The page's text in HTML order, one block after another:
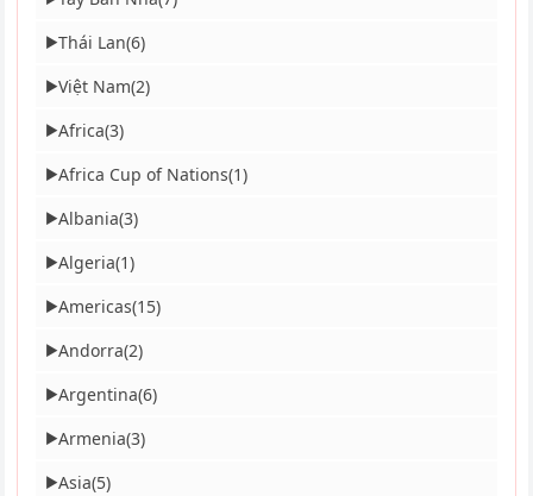
▶Thái Lan(6)
▶Việt Nam(2)
▶Africa(3)
▶Africa Cup of Nations(1)
▶Albania(3)
▶Algeria(1)
▶Americas(15)
▶Andorra(2)
▶Argentina(6)
▶Armenia(3)
▶Asia(5)